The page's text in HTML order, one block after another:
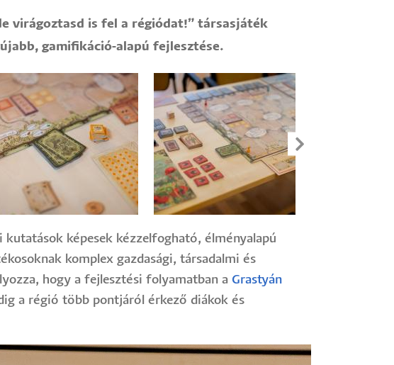
virágoztasd is fel a régiódat!” társasjáték
gamifikáció-alapú fejlesztése.
képesek kézzelfogható, élményalapú
komplex gazdasági, társadalmi és
hogy a fejlesztési folyamatban a Grastyán
a régió több pontjáról érkező diákok és